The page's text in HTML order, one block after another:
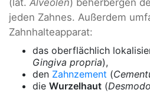
(lat. Alveolen) beherbergen
jeden Zahnes. Außerdem
Zahnhalteapparat:
das oberflächlich
Gingiva propria),
den Zahnzement (
die Wurzelhaut (